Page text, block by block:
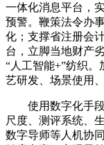
一体化消息平台，
预警。鞭策法令办
化；支撑省注册会
台，立脚当地财产
“人工智能+”纺织
艺研发、场景使用
使用数字化手段
尺度、测评系统、
数字导师等人机协